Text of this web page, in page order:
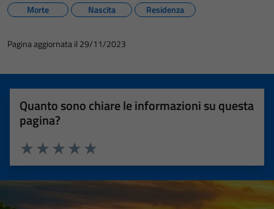
Morte
Nascita Residenza
Pagina aggiornata il 29/11/2023
Quanto sono chiare le informazioni su questa
pagina?
Valuta 5 stelle su 5
Valuta 4 stelle su 5
Valuta 3 stelle su 5
Valuta 2 stelle su 5
Valuta 1 stelle su 5